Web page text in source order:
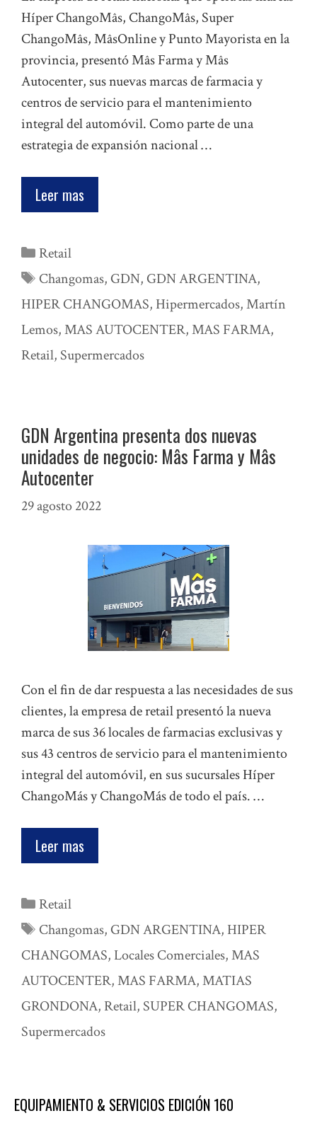
Híper ChangoMâs, ChangoMâs, Super
ChangoMâs, MâsOnline y Punto Mayorista en la
provincia, presentó Mâs Farma y Mâs
Autocenter, sus nuevas marcas de farmacia y
centros de servicio para el mantenimiento
integral del automóvil. Como parte de una
estrategia de expansión nacional …
Leer mas
Categorías
Retail
Etiquetas
Changomas, GDN, GDN ARGENTINA,
HIPER CHANGOMAS, Hipermercados,Martín
Lemos,MAS AUTOCENTER,MAS FARMA,
Retail, Supermercados
GDN Argentina presenta dos nuevas
unidades de negocio: Mâs Farma y Mâs
Autocenter
29 agosto 2022
Con el fin de dar respuesta a las necesidades de sus
clientes, la empresa de retail presentó la nueva
marca de sus 36 locales de farmacias exclusivas y
sus 43 centros de servicio para el mantenimiento
integral del automóvil, en sus sucursales Híper
ChangoMás y ChangoMás de todo el país. …
Leer mas
Categorías
Retail
Etiquetas
Changomas, GDN ARGENTINA, HIPER
CHANGOMAS,Locales Comerciales,MAS
AUTOCENTER,MAS FARMA,MATIAS
GRONDONA, Retail, SUPER CHANGOMAS,
Supermercados
EQUIPAMIENTO & SERVICIOS EDICIÓN 160